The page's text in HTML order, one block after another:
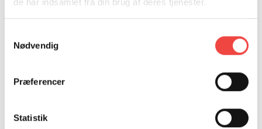
Nødvendig
Præferencer
Statistik